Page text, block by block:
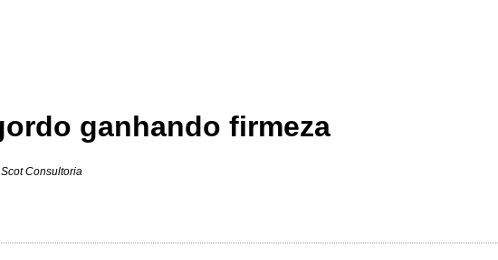
ganhando firmeza
Consultoria